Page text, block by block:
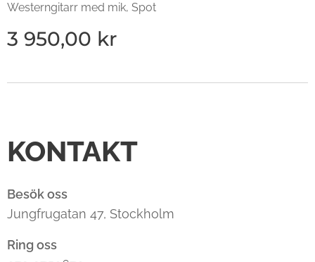
Westerngitarr med mik, Spot
3 950,00 kr
KONTAKT
Besök oss
Jungfrugatan 47, Stockholm
Ring oss